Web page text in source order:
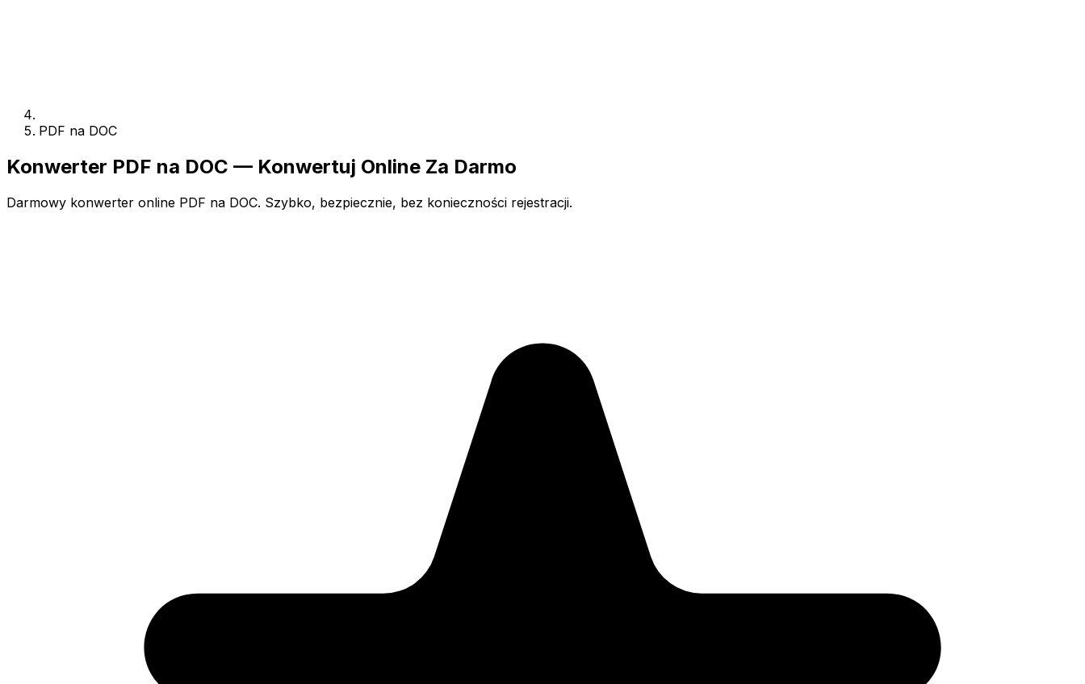
PDF na DOC
Konwerter PDF na DOC — Konwertuj Online Za Darmo
Darmowy konwerter online PDF na DOC. Szybko, bezpiecznie, bez konieczności rejestracji.